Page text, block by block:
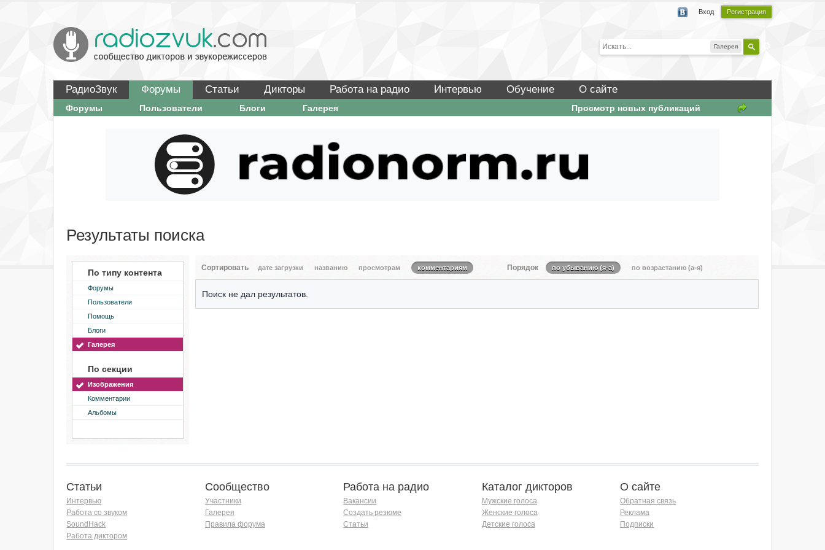
Вход Регистрация
Галерея
РадиоЗвук Форумы Статьи Дикторы Работа на радио Интервью Обучение О сайте
Просмотр новых публикаций
Форумы Пользователи Блоги Галерея
Результаты поиска
По типу контента
Форумы
Пользователи
Помощь
Блоги
Галерея
По секции
Изображения
Комментарии
Альбомы
Сортировать дате загрузки названию просмотрам комментариям Порядок по убыванию (я-а) по возрастанию (а-я)
Поиск не дал результатов.
Статьи
Интервью
Работа со звуком
SoundHack
Работа диктором
Сообщество
Участники
Галерея
Правила форума
Работа на радио
Вакансии
Создать резюме
Статьи
Каталог дикторов
Мужские голоса
Женские голоса
Детские голоса
О сайте
Обратная связь
Реклама
Подписки